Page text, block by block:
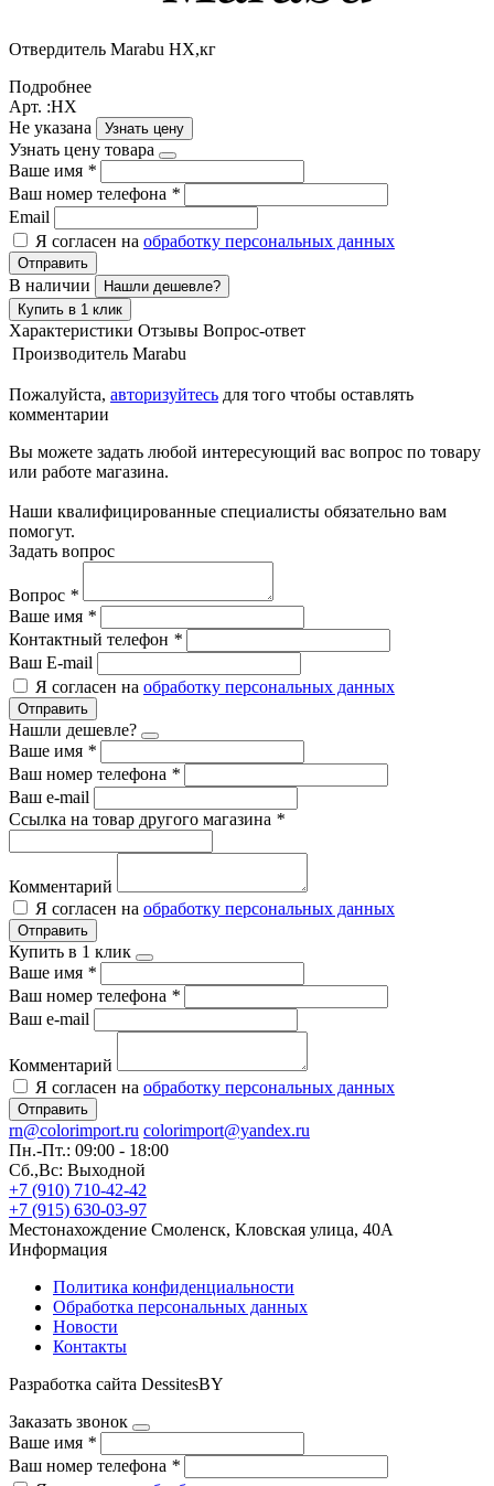
Отвердитель Marabu HX,кг
Подробнее
Арт. :HX
Не указана
Узнать цену
Узнать цену товара
Ваше имя *
Ваш номер телефона *
Email
Я согласен на обработку персональных данных
Отправить
В наличии
Нашли дешевле?
Купить в 1 клик
Характеристики Отзывы Вопрос-ответ
Производитель Marabu
Пожалуйста, авторизуйтесь для того чтобы оставлять
комментарии
Вы можете задать любой интересующий вас вопрос по товару
или работе магазина.
Наши квалифицированные специалисты обязательно вам
помогут.
Задать вопрос
Вопрос *
Ваше имя *
Контактный телефон *
Ваш E-mail
Я согласен на обработку персональных данных
Отправить
Нашли дешевле?
Ваше имя *
Ваш номер телефона *
Ваш e-mail
Ссылка на товар другого магазина *
Комментарий
Я согласен на обработку персональных данных
Отправить
Купить в 1 клик
Ваше имя *
Ваш номер телефона *
Ваш e-mail
Комментарий
Я согласен на обработку персональных данных
Отправить
rn@colorimport.ru colorimport@yandex.ru
Пн.-Пт.: 09:00 - 18:00
Сб.,Вс: Выходной
+7 (910) 710-42-42
+7 (915) 630-03-97
Местонахождение Смоленск, Кловская улица, 40А
Информация
Политика конфиденциальности
Обработка персональных данных
Новости
Контакты
Разработка сайта DessitesBY
Заказать звонок
Ваше имя *
Ваш номер телефона *